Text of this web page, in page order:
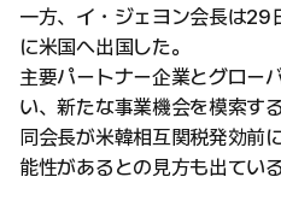
一方、イ・ジェヨン会長は29
に米国へ出国した。
主要パートナー企業とグロー
い、新たな事業機会を模索す
同会長が米韓相互関税発効前
能性があるとの見方も出ている